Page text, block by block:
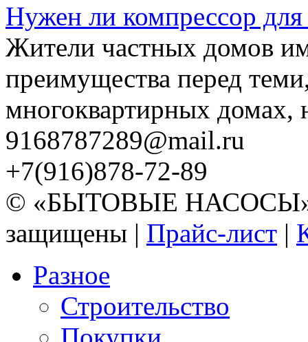
Нужен ли компрессор для
Жители частных домов
преимущества перед
многоквартирных домах,
9168787289@mail.ru
+7(916)878-72-89
© «БЫТОВЫЕ НАСОСЫ»
защищены | Прайс-лист |
Разное
Строительство